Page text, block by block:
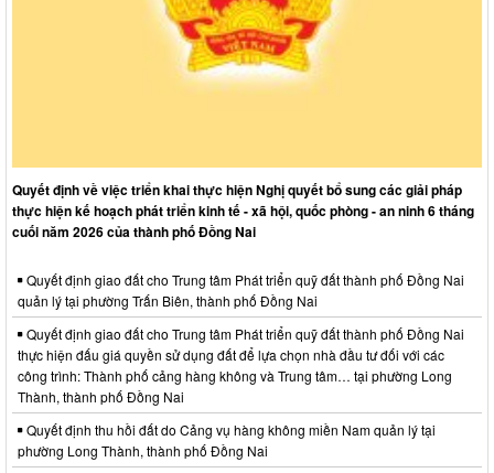
Quyết định về việc triển khai thực hiện Nghị quyết bổ sung các giải pháp
thực hiện kế hoạch phát triển kinh tế - xã hội, quốc phòng - an ninh 6 tháng
cuối năm 2026 của thành phố Đồng Nai
Quyết định giao đất cho Trung tâm Phát triển quỹ đất thành phố Đồng Nai
quản lý tại phường Trấn Biên, thành phố Đồng Nai
Quyết định giao đất cho Trung tâm Phát triển quỹ đất thành phố Đồng Nai
thực hiện đấu giá quyền sử dụng đất để lựa chọn nhà đầu tư đối với các
công trình: Thành phố cảng hàng không và Trung tâm… tại phường Long
Thành, thành phố Đồng Nai
Quyết định thu hồi đất do Cảng vụ hàng không miền Nam quản lý tại
phường Long Thành, thành phố Đồng Nai